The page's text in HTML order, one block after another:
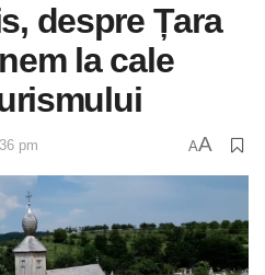
despre Țara
la cale
pm AA